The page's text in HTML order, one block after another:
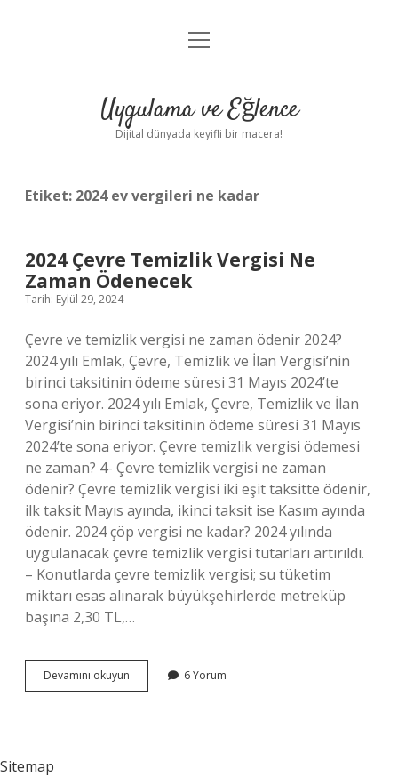
Anasayfa
Yasal Uyarı
menüyü
Uygulama ve Eğlence
Dijital dünyada keyifli bir macera!
Etiket: 2024 ev vergileri ne kadar
2024 Çevre Temizlik Vergisi Ne
Zaman Ödenecek
Tarih: Eylül 29, 2024
Çevre ve temizlik vergisi ne zaman ödenir 2024?
2024 yılı Emlak, Çevre, Temizlik ve İlan Vergisi’nin
birinci taksitinin ödeme süresi 31 Mayıs 2024’te
sona eriyor. 2024 yılı Emlak, Çevre, Temizlik ve İlan
Vergisi’nin birinci taksitinin ödeme süresi 31 Mayıs
2024’te sona eriyor. Çevre temizlik vergisi ödemesi
ne zaman? 4- Çevre temizlik vergisi ne zaman
ödenir? Çevre temizlik vergisi iki eşit taksitte ödenir,
ilk taksit Mayıs ayında, ikinci taksit ise Kasım ayında
ödenir. 2024 çöp vergisi ne kadar? 2024 yılında
uygulanacak çevre temizlik vergisi tutarları artırıldı.
– Konutlarda çevre temizlik vergisi; su tüketim
miktarı esas alınarak büyükşehirlerde metreküp
başına 2,30 TL,…
Devamını okuyun
Çevre
6 Yorum
Sitemap